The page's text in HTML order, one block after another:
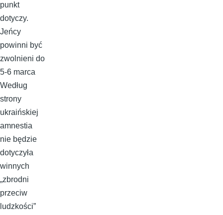
punkt
dotyczy.
Jeńcy
powinni być
zwolnieni do
5-6 marca
Według
strony
ukraińskiej
amnestia
nie będzie
dotyczyła
winnych
„zbrodni
przeciw
ludzkości”